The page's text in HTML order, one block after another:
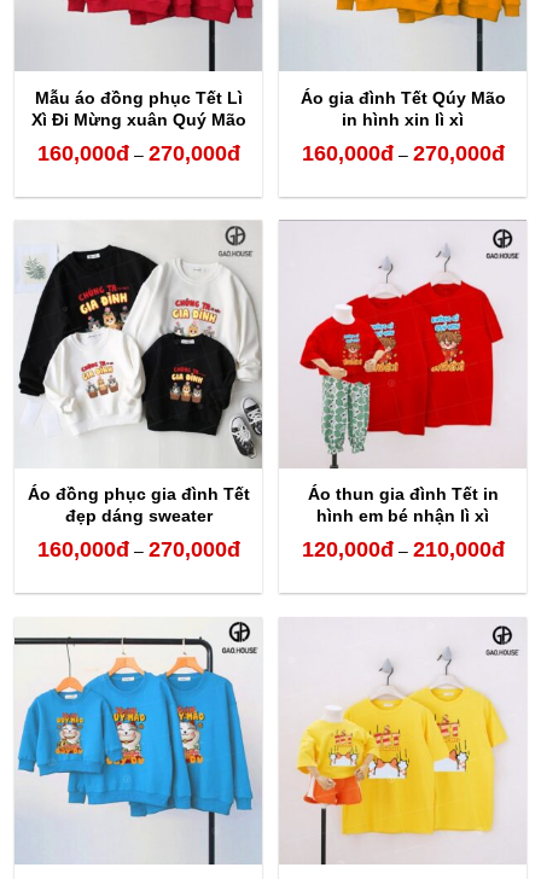
Mẫu áo đồng phục Tết Lì
Xì Đi Mừng xuân Quý Mão
160,000đ – 270,000đKhoảng
từ
160,000đ
đến
270,000đ
Áo gia đình Tết Qúy Mão
in hình xin lì xì
160,000đ – 270,000đ
từ
Áo đồng phục gia đình Tết
đẹp dáng sweater
160,000đ – 270,000đKhoảng
từ
160,000đ
270,000đ
Áo thun gia đình Tết in
hình em bé nhận lì xì
120,000đ – 210,000đ
từ